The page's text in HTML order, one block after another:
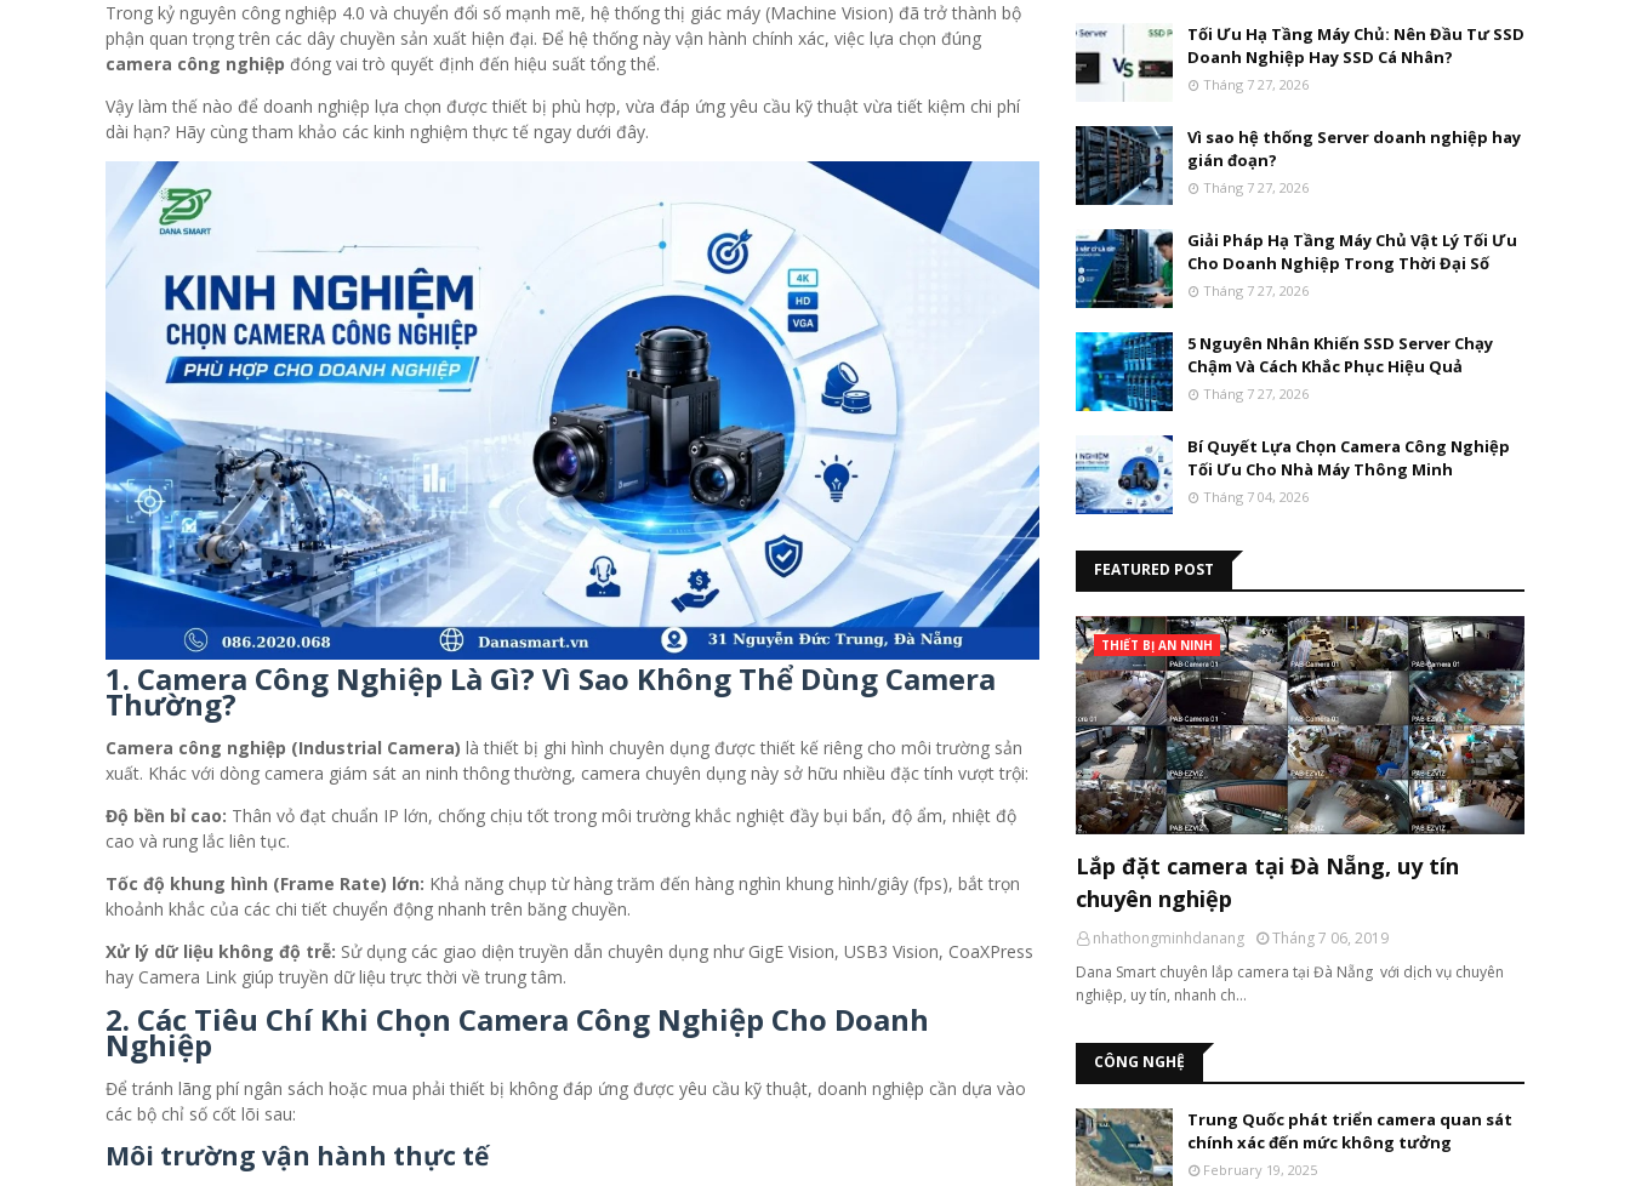
Trong kỷ nguyên công nghiệp 4.0 và chuyển đổi số mạnh mẽ, hệ thống thị giác máy (Machine Vision) đã trở thành bộ
phận quan trọng trên các dây chuyền sản xuất hiện đại. Để hệ thống này vận hành chính xác, việc lựa chọn đúng
camera công nghiệp đóng vai trò quyết định đến hiệu suất tổng thể.
Vậy làm thế nào để doanh nghiệp lựa chọn được thiết bị phù hợp, vừa đáp ứng yêu cầu kỹ thuật vừa tiết kiệm chi phí
dài hạn? Hãy cùng tham khảo các kinh nghiệm thực tế ngay dưới đây.
1. Camera Công Nghiệp Là Gì? Vì Sao Không Thể Dùng Camera
Thường?
Camera công nghiệp (Industrial Camera) là thiết bị ghi hình chuyên dụng được thiết kế riêng cho môi trường sản
xuất. Khác với dòng camera giám sát an ninh thông thường, camera chuyên dụng này sở hữu nhiều đặc tính vượt trội:
Độ bền bỉ cao: Thân vỏ đạt chuẩn IP lớn, chống chịu tốt trong môi trường khắc nghiệt đầy bụi bẩn, độ ẩm, nhiệt độ
cao và rung lắc liên tục.
Tốc độ khung hình (Frame Rate) lớn: Khả năng chụp từ hàng trăm đến hàng nghìn khung hình/giây (fps), bắt trọn
khoảnh khắc của các chi tiết chuyển động nhanh trên băng chuyền.
Xử lý dữ liệu không độ trễ: Sử dụng các giao diện truyền dẫn chuyên dụng như GigE Vision, USB3 Vision, CoaXPress
hay Camera Link giúp truyền dữ liệu trực thời về trung tâm.
2. Các Tiêu Chí Khi Chọn Camera Công Nghiệp Cho Doanh
Nghiệp
Để tránh lãng phí ngân sách hoặc mua phải thiết bị không đáp ứng được yêu cầu kỹ thuật, doanh nghiệp cần dựa vào
các bộ chỉ số cốt lõi sau:
Môi trường vận hành thực tế
Tối Ưu Hạ Tầng Máy Chủ: Nên Đầu Tư SSD
Doanh Nghiệp Hay SSD Cá Nhân?
Tháng 7 27, 2026
Vì sao hệ thống Server doanh nghiệp hay
gián đoạn?
Tháng 7 27, 2026
Giải Pháp Hạ Tầng Máy Chủ Vật Lý Tối Ưu
Cho Doanh Nghiệp Trong Thời Đại Số
Tháng 7 27, 2026
5 Nguyên Nhân Khiến SSD Server Chạy
Chậm Và Cách Khắc Phục Hiệu Quả
Tháng 7 27, 2026
Bí Quyết Lựa Chọn Camera Công Nghiệp
Tối Ưu Cho Nhà Máy Thông Minh
Tháng 7 04, 2026
FEATURED POST
THIẾT BỊ AN NINH
Lắp đặt camera tại Đà Nẵng, uy tín
chuyên nghiệp
nhathongminhdanang
Tháng 7 06, 2019
Dana Smart chuyên lắp camera tại Đà Nẵng với dịch vụ chuyên
nghiệp, uy tín, nhanh ch…
CÔNG NGHỆ
Trung Quốc phát triển camera quan sát
chính xác đến mức không tưởng
February 19, 2025